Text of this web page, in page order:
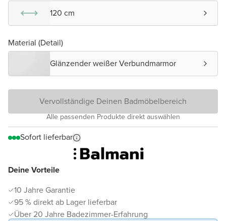
Deine Vorteile
10 Jahre Garantie
95 % direkt ab Lager lieferbar
Über 20 Jahre Badezimmer-Erfahrung
120 cm
Material (Detail)
Glänzender weißer Verbundmarmor
Vervollständige Deinen Badmöbelbereich
Alle passenden Produkte direkt auswählen
Sofort lieferbar